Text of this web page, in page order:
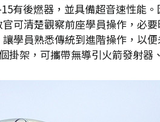
有後燃器，並具備超音速性能
可清楚觀察前座學員操作，必
學員熟悉傳統到進階操作，以
掛架，可攜帶無導引火箭發射器